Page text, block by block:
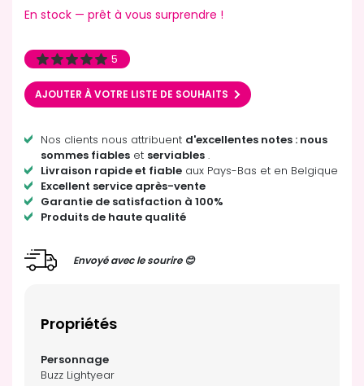
En stock — prêt à vous surprendre !
5
AJOUTER À VOTRE LISTE DE SOUHAITS
Nos clients nous attribuent d'excellentes notes : nous
sommes fiables et serviables .
Livraison rapide et fiable aux Pays-Bas et en Belgique
Excellent service après-vente
Garantie de satisfaction à 100%
Produits de haute qualité
Envoyé avec le sourire 😊
Propriétés
Buzz Lightyear